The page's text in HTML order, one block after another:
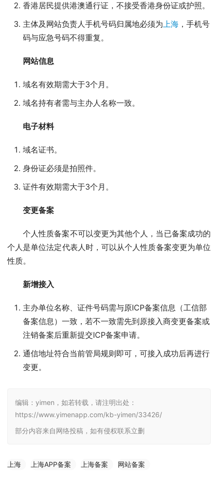
香港居民提供港澳通行证，不接受香港身份证或护照。
主体及网站负责人手机号码归属地必须为上海 ，手机号
码与应急号码不得重复。
网站信息
域名有效期需大于3个月。
域名持有者需与主办人名称一致。
电子材料
域名证书。
身份证必须是拍照件。
证件有效期需大于3个月。
变更备案
个人性质备案不可以变更为其他个人，当已备案成功的
个人是单位法定代表人时，可以从个人性质备案变更为单位
性质。
新增接入
主办单位名称、证件号码需与原ICP备案信息（工信部
备案信息）一致，若不一致需先到原接入商变更备案或
注销备案后重新提交ICP备案申请。
通信地址符合当前管局规则即可，可接入成功后再进行
变更。
编辑：yimen，如若转载，请注明出处：
https://www.yimenapp.com/kb-yimen/33426/
部分内容来自网络投稿，如有侵权联系立删
上海 上海APP备案 上海备案 网站备案